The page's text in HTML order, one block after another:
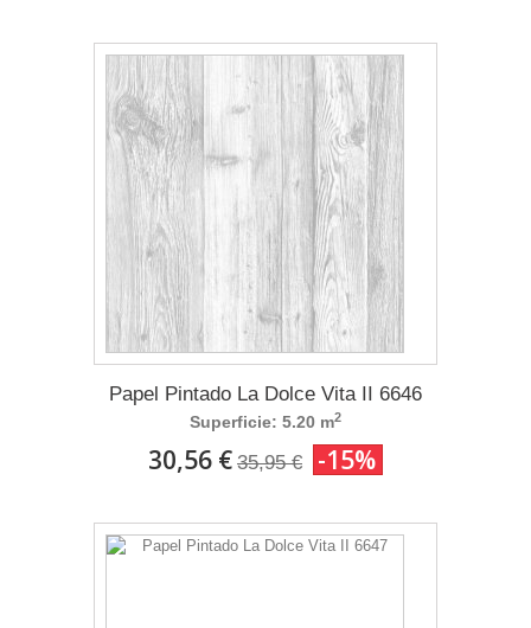
Papel Pintado La Dolce Vita II 6646
Superficie: 5.20 m2
30,56 € 35,95 € -15%